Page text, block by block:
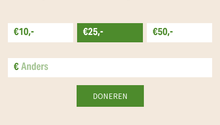
€10,- €25,-
€50,-
€